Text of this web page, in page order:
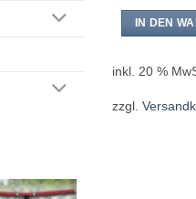
IN DEN
inkl. 20 %
zzgl.